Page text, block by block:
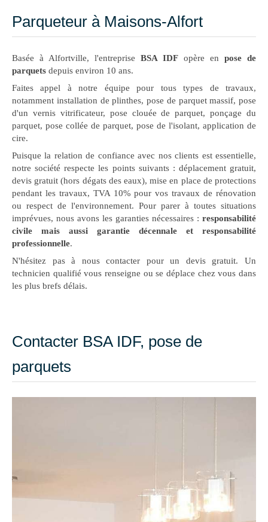
Parqueteur à Maisons-Alfort
Basée à Alfortville, l'entreprise BSA IDF opère en pose de
parquets depuis environ 10 ans.
Faites appel à notre équipe pour tous types de travaux,
notamment installation de plinthes, pose de parquet massif, pose
d'un vernis vitrificateur, pose clouée de parquet, ponçage du
parquet, pose collée de parquet, pose de l'isolant, application de
cire.
Puisque la relation de confiance avec nos clients est essentielle,
notre société respecte les points suivants : déplacement gratuit,
devis gratuit (hors dégats des eaux), mise en place de protections
pendant les travaux, TVA 10% pour vos travaux de rénovation
ou respect de l'environnement. Pour parer à toutes situations
imprévues, nous avons les garanties nécessaires : responsabilité
civile mais aussi garantie décennale et responsabilité
professionnelle.
N'hésitez pas à nous contacter pour un devis gratuit. Un
technicien qualifié vous renseigne ou se déplace chez vous dans
les plus brefs délais.
Contacter BSA IDF, pose de
parquets